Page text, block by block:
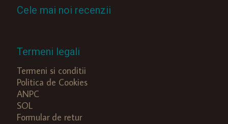
Cele mai noi recenzii
Termeni legali
Termeni si conditii
Politica de Cookies
ANPC
SOL
Formular de retur